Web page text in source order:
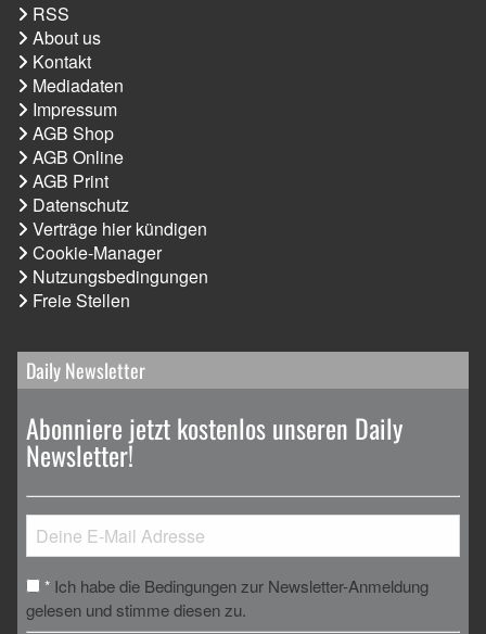
RSS
About us
Kontakt
Mediadaten
Impressum
AGB Shop
AGB Online
AGB Print
Datenschutz
Verträge hier kündigen
Cookie-Manager
Nutzungsbedingungen
Freie Stellen
Daily Newsletter
Abonniere jetzt kostenlos unseren Daily
Newsletter!
* Ich habe die Bedingungen zur Newsletter-Anmeldung
gelesen und stimme diesen zu.